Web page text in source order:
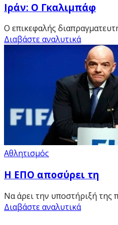
Ιράν: Ο Γκαλιμπάφ
Ο επικεφαλής
Διαβάστε αναλυτικά
Αθλητισμός
Η ΕΠΟ αποσύρει τη
Να άρει την υποστήριξή της
Διαβάστε αναλυτικά